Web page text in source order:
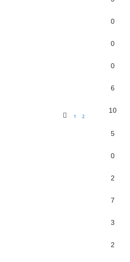
0
0
0
6
1 2
10
5
0
2
7
3
2